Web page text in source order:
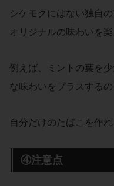
シケモクにはない独自
オリジナルの味わいを
例えば、ミントの葉を
な味わいをプラスするの
自分だけのたばこを作
④注意点